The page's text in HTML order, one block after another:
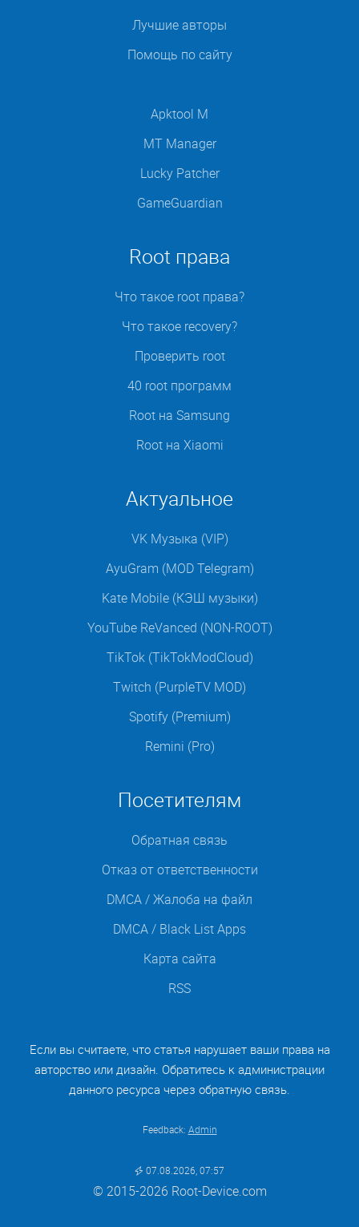
Лучшие авторы
Помощь по сайту
Apktool M
MT Manager
Lucky Patcher
GameGuardian
Root права
Что такое root права?
Что такое recovery?
Проверить root
40 root программ
Root на Samsung
Root на Xiaomi
Актуальное
VK Музыка (VIP)
AyuGram (MOD Telegram)
Kate Mobile (КЭШ музыки)
YouTube ReVanced (NON-ROOT)
TikTok (TikTokModCloud)
Twitch (PurpleTV MOD)
Spotify (Premium)
Remini (Pro)
Посетителям
Обратная связь
Отказ от ответственности
DMCA / Жалоба на файл
DMCA / Black List Apps
Карта сайта
RSS
Если вы считаете, что статья нарушает ваши права на
авторство или дизайн. Обратитесь к администрации
данного ресурса через обратную связь.
Feedback: Admin
07.08.2026, 07:57
© 2015-2026 Root-Device.com